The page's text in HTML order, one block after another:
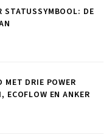
STATUSSYMBOOL: DE
MET DRIE POWER
EN ANKER